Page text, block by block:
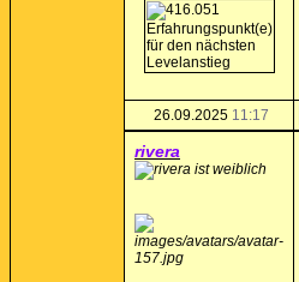
26.09.2025 11:17
rivera